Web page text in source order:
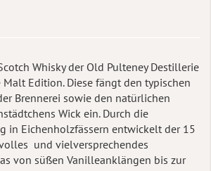
Whisky der Old Pulteney Destillerie
Edition. Diese fängt den typischen
Brennerei sowie den natürlichen
Wick ein. Durch die
in Eichenholzfässern entwickelt der 15
und vielversprechendes
von süßen Vanilleanklängen bis zur